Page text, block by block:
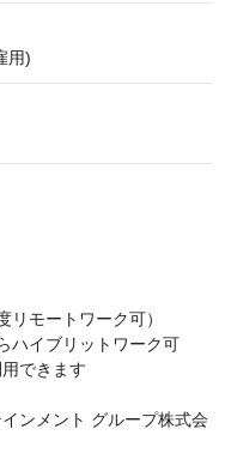
用)
モートワーク可）
ハイブリットワーク可
できます
ンメント グループ株式会